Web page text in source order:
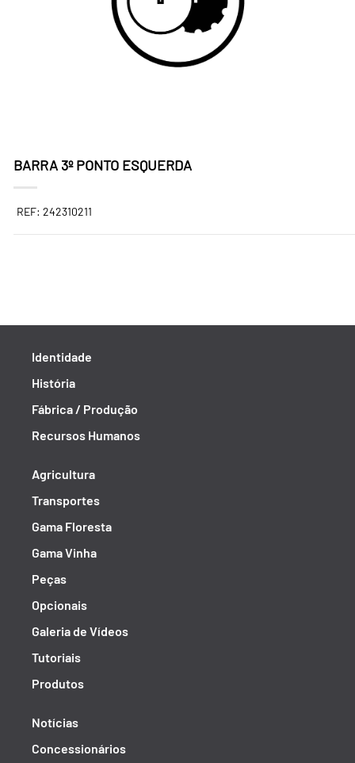
BARRA 3º PONTO ESQUERDA
REF: 242310211
Identidade
História
Fábrica / Produção
Recursos Humanos
Agricultura
Transportes
Gama Floresta
Gama Vinha
Peças
Opcionais
Galeria de Vídeos
Tutoriais
Produtos
Notícias
Concessionários